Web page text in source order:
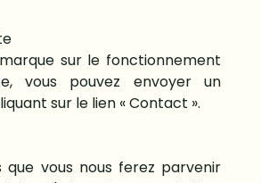
sur le fonctionnement
vous pouvez envoyer un
sur le lien « Contact ».
que vous nous ferez parvenir